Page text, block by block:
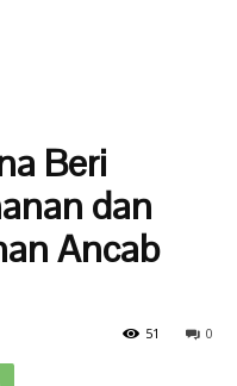
Beri
dan
Ancab
0
51